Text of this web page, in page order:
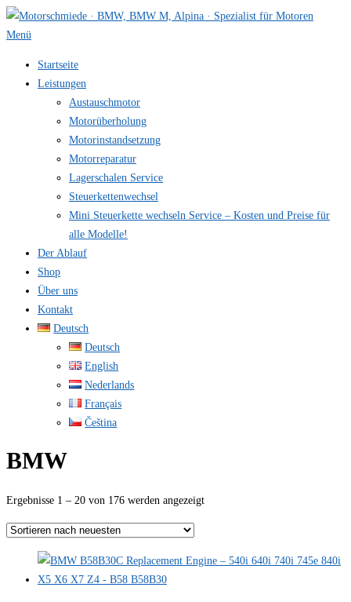
Zum
Inhalt
Menü
Startseite
Leistungen
Austauschmotor
Motorüberholung
Motorinstandsetzung
Motorreparatur
Lagerschalen Service
Steuerkettenwechsel
Mini Steuer­kette wechseln Service – Kosten und Preise für
alle Modelle!
Der Ablauf
Shop
Über uns
Kontakt
Deutsch
Deutsch
English
Nederlands
Français
Čeština
BMW
Ergebnisse 1 – 20 von 176 werden angezeigtNach